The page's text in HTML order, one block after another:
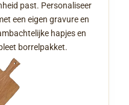
past. Personaliseer
een eigen gravure en
hapjes en
borrelpakket.